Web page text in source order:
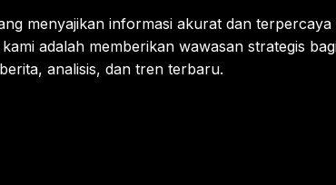
menyajikan informasi akurat dan
adalah memberikan wawasan strategis
analisis, dan tren terbaru.